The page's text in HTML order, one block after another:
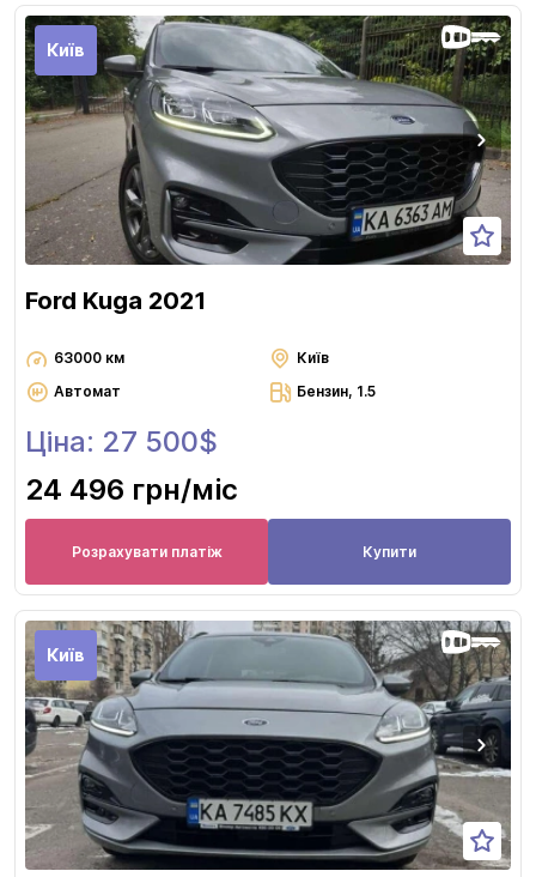
Київ
Ford Kuga 2021
63000 км
Київ
Автомат
Бензин, 1.5
Ціна: 27 500$
24 496 грн/міс
Розрахувати платіж Купити
Київ